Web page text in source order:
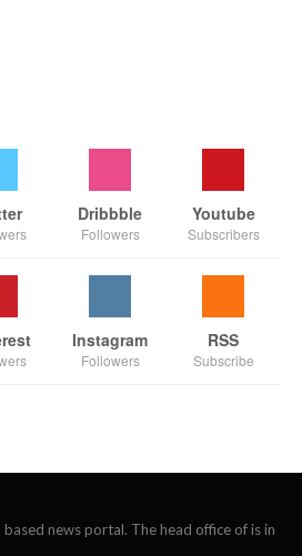
Dribbble
Followers
Youtube
Subscribers
Instagram
Followers
RSS
Subscribe
based news portal. The head office of is in